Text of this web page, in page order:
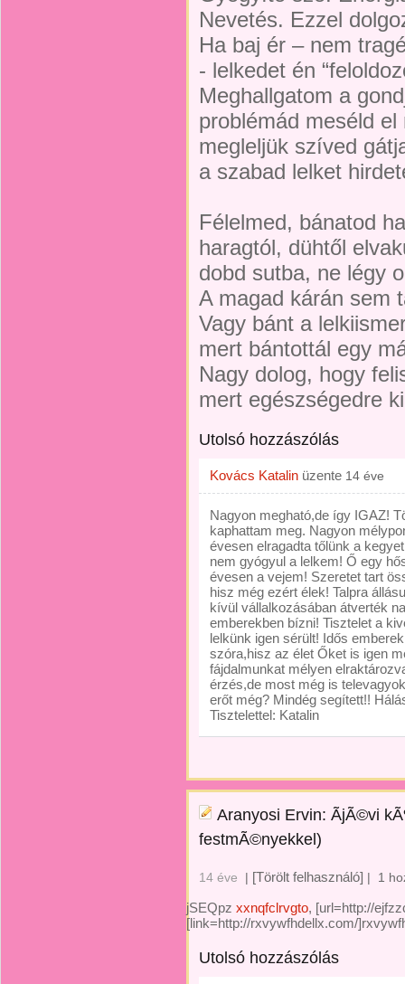
Nevetés. Ezzel
Ha baj ér – nem
- lelkedet én
Meghallgatom a
problémád meséld el
megleljük szíved
a szabad lelket
Félelmed, bánatod
haragtól, dühtől
dobd sutba, ne légy
A magad kárán sem
Vagy bánt a
mert bántottál egy
Nagy dolog, hogy
mert egészségedre
Utolsó hozzászólás
Kovács Katalin üzente 14 éve
Nagyon megható,de így IGAZ!
kaphattam meg. Nagyon
évesen elragadta tőlünk a
nem gyógyul a lelkem! Ő egy
évesen a vejem! Szeretet tart
hisz még ezért élek! Talpra
kívül vállalkozásában átverték
emberekben bízni! Tisztelet a
lelkünk igen sérült! Idős
szóra,hisz az élet Őket is igen
fájdalmunkat mélyen
érzés,de most még is
erőt még? Mindég segített!!
Tisztelettel: Katalin
Aranyosi Ervin: ÃjÃ©vi
festmÃ©nyekkel)
14 éve | [Törölt felhasználó] | 1
jSEQpz xxnqfclrvgto, [url=http://
[link=http://rxvywfhdellx.com/
Utolsó hozzászólás